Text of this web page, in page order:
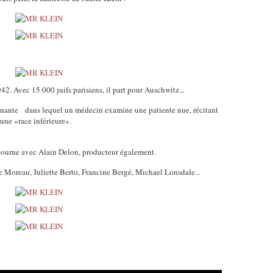
Avec 15 000 juifs parisiens, il part pour Auschwitz...
dans lequel un médecin examine une patiente nue, récitant
«race inférieure».
avec Alain Delon, producteur également.
Moreau, Juliette Berto, Francine Bergé, Michael Lonsdale...